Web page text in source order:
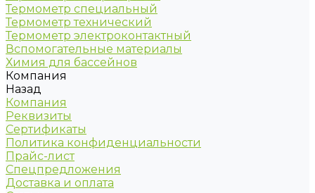
Термометр специальный
Термометр технический
Термометр электроконтактный
Вспомогательные материалы
Химия для бассейнов
Компания
Назад
Компания
Реквизиты
Сертификаты
Политика конфиденциальности
Прайс-лист
Спецпредложения
Доставка и оплата